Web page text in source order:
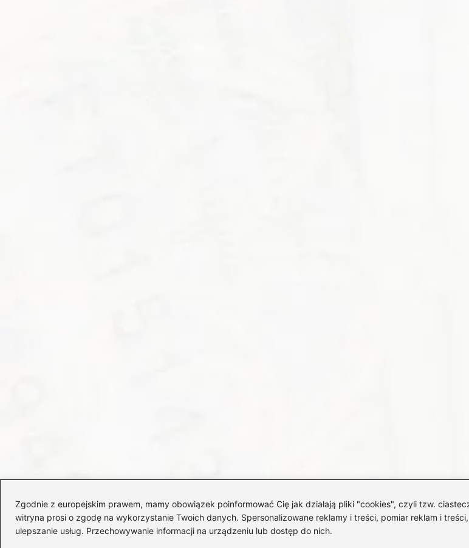
Zgodnie z europejskim prawem, mamy obowiązek poinformować Cię jak działają pliki "cookies", czyli tzw.
witryna prosi o zgodę na wykorzystanie Twoich danych. Spersonalizowane reklamy i treści, pomiar reklam i
ulepszanie usług. Przechowywanie informacji na urządzeniu lub dostęp do nich.